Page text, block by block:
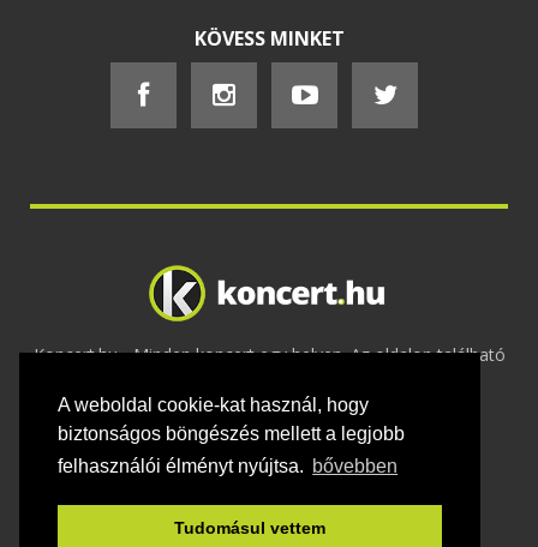
A weboldal cookie-kat használ, hogy
biztonságos böngészés mellett a legjobb
felhasználói élményt nyújtsa. bővebben
Tudomásul vettem
KÖVESS MINKET
Koncert.hu - Minden koncert egy helyen. Az oldalon található
2020 Adatvédelem-ÁSZF-Felhasználási
feltételek-Webmaster- Kapcsolat és üzenet küldés